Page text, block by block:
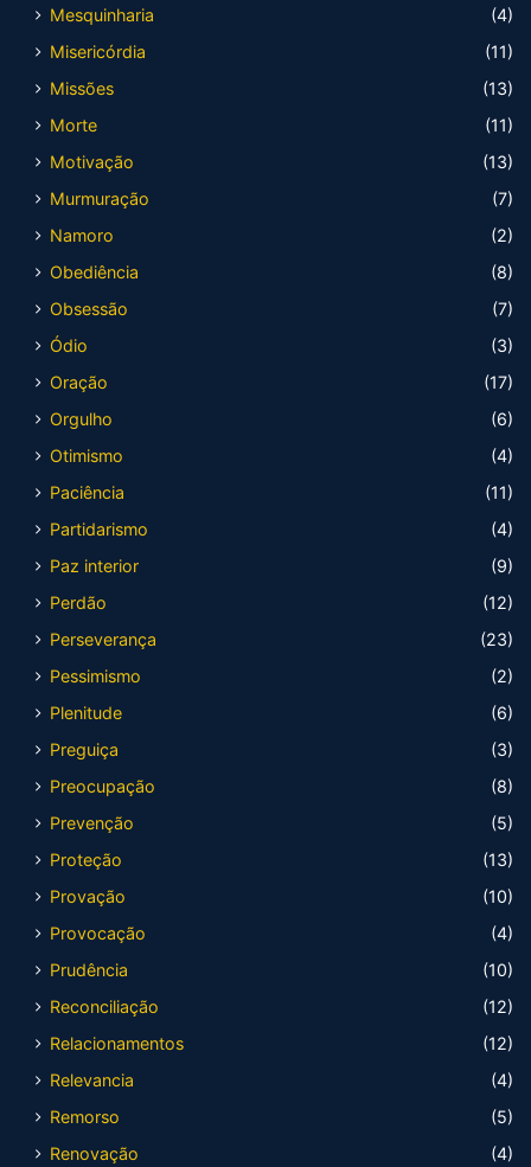
Mesquinharia
(4)
Misericórdia
(11)
Missões
(13)
Morte
(11)
Motivação
(13)
Murmuração
(7)
Namoro
(2)
Obediência
(8)
Obsessão
(7)
Ódio
(3)
Oração
(17)
Orgulho
(6)
Otimismo
(4)
Paciência
(11)
Partidarismo
(4)
Paz interior
(9)
Perdão
(12)
Perseverança
(23)
Pessimismo
(2)
Plenitude
(6)
Preguiça
(3)
Preocupação
(8)
Prevenção
(5)
Proteção
(13)
Provação
(10)
Provocação
(4)
Prudência
(10)
Reconciliação
(12)
Relacionamentos
(12)
Relevancia
(4)
Remorso
(5)
Renovação
(4)